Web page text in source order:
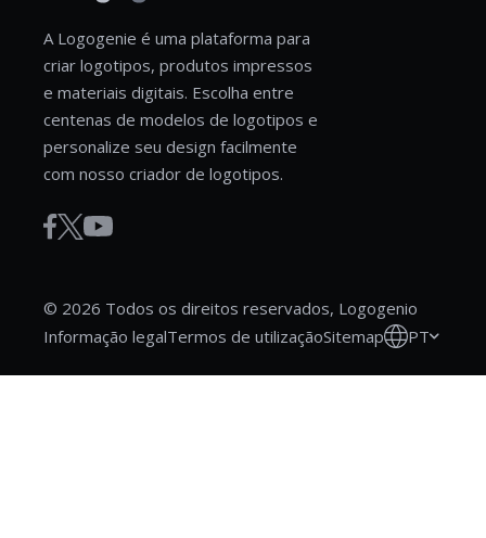
A Logogenie é uma plataforma para
criar logotipos, produtos impressos
e materiais digitais. Escolha entre
centenas de modelos de logotipos e
personalize seu design facilmente
com nosso criador de logotipos.
© 2026 Todos os direitos reservados, Logogenio
Informação legalTermos de utilizaçãoSitemap PT